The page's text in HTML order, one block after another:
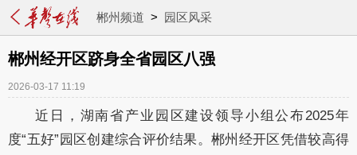
郴州频道 > 园区风采
郴州经开区跻身全省园区八强
2026-03-17 11:19
近日，湖南省产业园区建设领导小组公布2025年
度“五好”园区创建综合评价结果。郴州经开区凭借较高得